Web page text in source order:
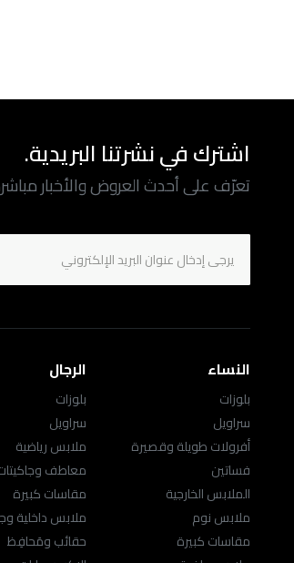
اشترك في نشرتنا البريدية.
تعرّف على أحدث العروض والأخبار
النساء
بلوزات
سراويل
أفرولات طويلة وقصيرة
فساتين
الملابس الخارجية
ملابس نوم
مقاسات كبيرة
الرجال
بلوزات
سراويل
ملابس رياضية
معاطف
مقاسات كبيرة
ملابس داخلية
حقائب ومَحافِظ